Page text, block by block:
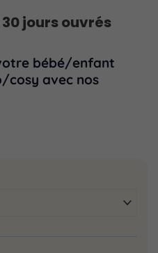
jours ouvrés
bébé/enfant
cosy avec nos